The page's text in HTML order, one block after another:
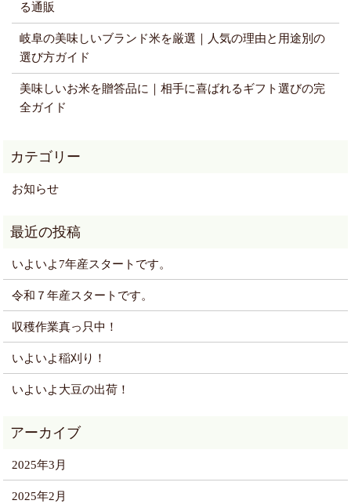
る通販
岐阜の美味しいブランド米を厳選｜人気の理由と用途別の
選び方ガイド
美味しいお米を贈答品に｜相手に喜ばれるギフト選びの完
全ガイド
お知らせ
いよいよ7年産スタートです。
令和７年産スタートです。
収穫作業真っ只中！
いよいよ稲刈り！
いよいよ大豆の出荷！
2025年3月
2025年2月